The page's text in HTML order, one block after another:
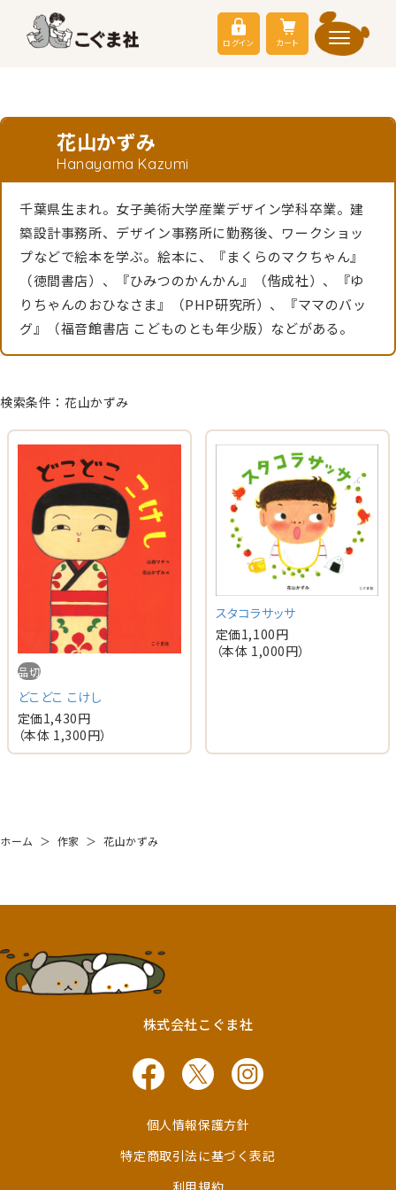
ログイン カート
花山かずみ
Hanayama Kazumi
千葉県生まれ。女子美術大学産業デザイン学科卒業。建
築設計事務所、デザイン事務所に勤務後、ワークショッ
プなどで絵本を学ぶ。絵本に、『まくらのマクちゃん』
（徳間書店）、『ひみつのかんかん』（偕成社）、『ゆ
りちゃんのおひなさま』（PHP研究所）、『ママのバッ
グ』（福音館書店 こどものとも年少版）などがある。
検索条件：花山かずみ
品切
どこどこ こけし
定価1,430円
（本体 1,300円）
スタコラサッサ
定価1,100円
（本体 1,000円）
ホーム ＞ 作家 ＞ 花山かずみ
株式会社こぐま社
個人情報保護方針
特定商取引法に基づく表記
利用規約